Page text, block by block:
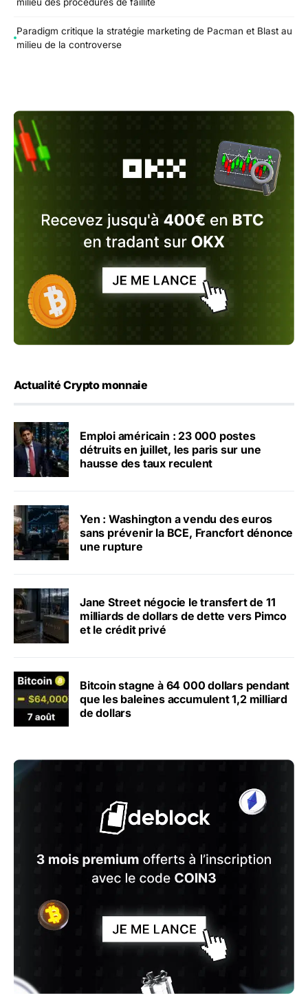
milieu des procédures de faillite
Paradigm critique la stratégie marketing de Pacman et Blast au
milieu de la controverse
Actualité Crypto monnaie
Emploi américain : 23 000 postes
détruits en juillet, les paris sur une
hausse des taux reculent
Yen : Washington a vendu des euros
sans prévenir la BCE, Francfort dénonce
une rupture
Jane Street négocie le transfert de 11
milliards de dollars de dette vers Pimco
et le crédit privé
Bitcoin stagne à 64 000 dollars pendant
que les baleines accumulent 1,2 milliard
de dollars